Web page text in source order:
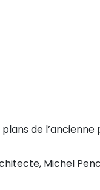
de
Michel